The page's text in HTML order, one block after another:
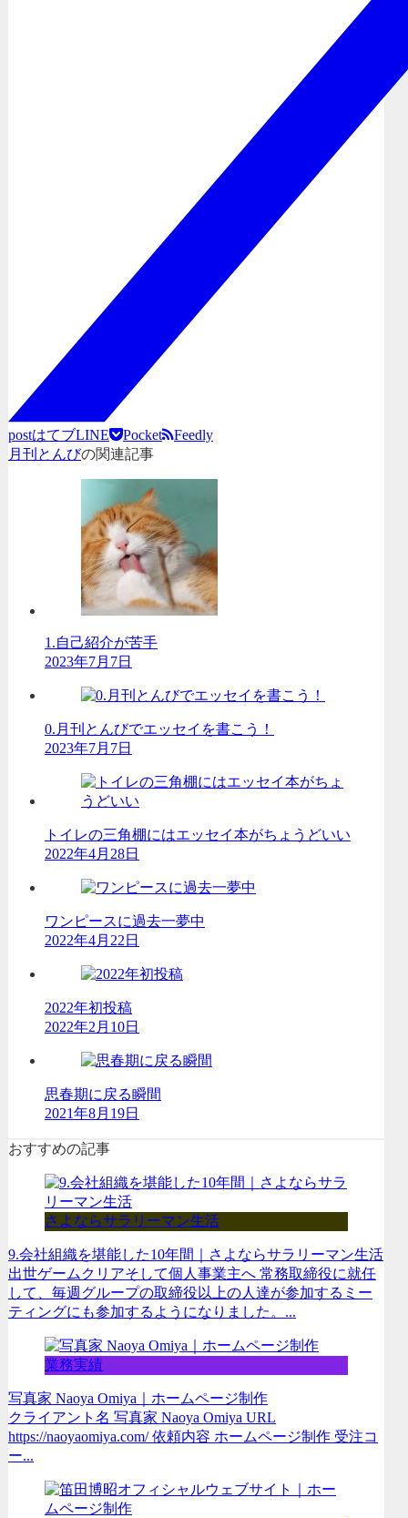
postはてブLINE Pocket
Feedly
月刊とんびの関連記事
1.自己紹介が苦手
2023年7月7日
0.月刊とんびでエッセイを書こう！
2023年7月7日
トイレの三角棚にはエッセイ本がちょうどいい
2022年4月28日
ワンピースに過去一夢中
2022年4月22日
2022年初投稿
2022年2月10日
思春期に戻る瞬間
2021年8月19日
おすすめの記事
さよならサラリーマン生活
9.会社組織を堪能した10年間｜さよならサラリーマン生活
出世ゲームクリアそして個人事業主へ 常務取締役に就任
して、毎週グループの取締役以上の人達が参加するミー
ティングにも参加するようになりました。...
業務実績
写真家 Naoya Omiya｜ホームページ制作
クライアント名 写真家 Naoya Omiya URL
https://naoyaomiya.com/ 依頼内容 ホームページ制作 受注コ
ー...